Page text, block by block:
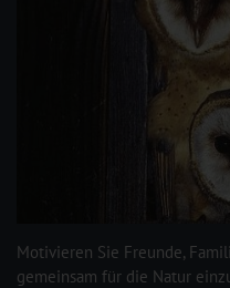
Motivieren Sie Freunde,
gemeinsam für die Natur